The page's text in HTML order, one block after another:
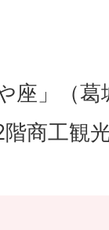
座」（
階商工観